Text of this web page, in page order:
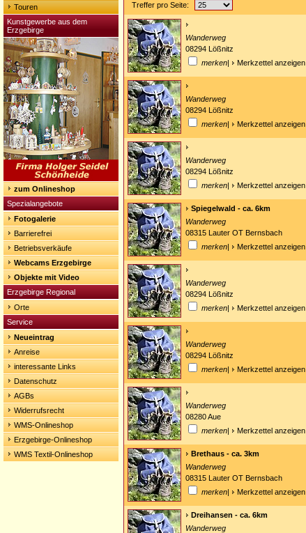
Touren
Kunstgewerbe aus dem
Erzgebirge
zum Onlineshop
Spezialangebote
Fotogalerie
Barrierefrei
Betriebsverkäufe
Webcams Erzgebirge
Objekte mit Video
Erzgebirge Regional
Orte
Service
Neueintrag
Anreise
interessante Links
Datenschutz
AGBs
Widerrufsrecht
WMS-Onlineshop
Erzgebirge-Onlineshop
WMS Textil-Onlineshop
Treffer pro Seite:
Wanderweg
08294 Lößnitz
merken| Merkzettel anzeigen
Wanderweg
08294 Lößnitz
merken| Merkzettel anzeigen
Wanderweg
08294 Lößnitz
merken| Merkzettel anzeigen
Spiegelwald - ca. 6km
Wanderweg
08315 Lauter OT Bernsbach
merken| Merkzettel anzeigen
Wanderweg
08294 Lößnitz
merken| Merkzettel anzeigen
Wanderweg
08294 Lößnitz
merken| Merkzettel anzeigen
Wanderweg
08280 Aue
merken| Merkzettel anzeigen
Brethaus - ca. 3km
Wanderweg
08315 Lauter OT Bernsbach
merken| Merkzettel anzeigen
Dreihansen - ca. 6km
Wanderweg